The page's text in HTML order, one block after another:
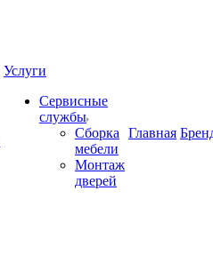
Услуги
Сервисные
службы
Сборка
мебели
Монтаж
дверей
Главная